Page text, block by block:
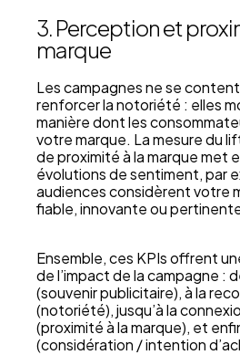
3. Perception et
marque
Les campagnes ne se
renforcer la notoriété : elles
manière dont les
votre marque. La mesure du
de proximité à la marque met
évolutions de sentiment, par
audiences considèrent votre
fiable, innovante ou
Ensemble, ces KPIs offrent
de l’impact de la campagne :
(souvenir publicitaire), à la
(notoriété), jusqu’à la
(proximité à la marque), et
(considération / intention